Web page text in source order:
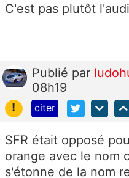
C'est pas plutôt
Publié par
08h19
!
citer
SFR était opposé
orange avec le nom
s'étonne de la nom